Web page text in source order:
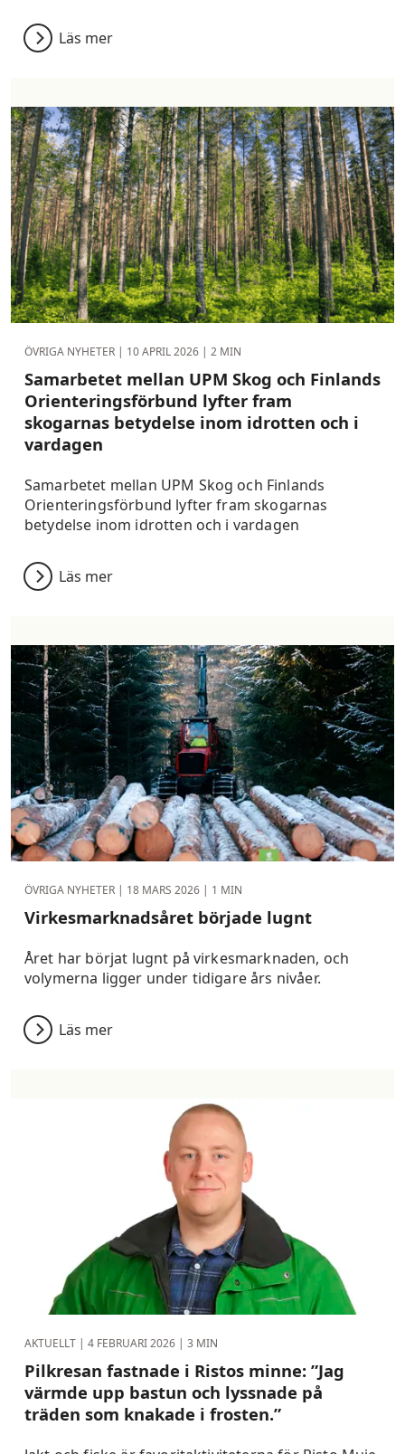
Läs mer
ÖVRIGA NYHETER | 10 APRIL 2026 | 2 MIN
Samarbetet mellan UPM Skog och Finlands
Orienteringsförbund lyfter fram
skogarnas betydelse inom idrotten och i
vardagen
Samarbetet mellan UPM Skog och Finlands
Orienteringsförbund lyfter fram skogarnas
betydelse inom idrotten och i vardagen
Läs mer
ÖVRIGA NYHETER | 18 MARS 2026 | 1 MIN
Virkesmarknadsåret började lugnt
Året har börjat lugnt på virkesmarknaden, och
volymerna ligger under tidigare års nivåer.
Läs mer
AKTUELLT | 4 FEBRUARI 2026 | 3 MIN
Pilkresan fastnade i Ristos minne: ”Jag
värmde upp bastun och lyssnade på
träden som knakade i frosten.”